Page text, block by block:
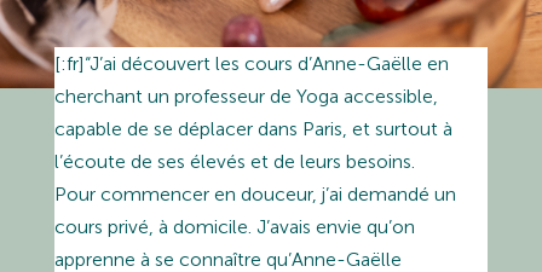
[:fr]“J’ai découvert les cours d’Anne-Gaëlle en
cherchant un professeur de Yoga accessible,
capable de se déplacer dans Paris, et surtout à
l’écoute de ses élevés et de leurs besoins.
Pour commencer en douceur, j’ai demandé un
cours privé, à domicile. J’avais envie qu’on
apprenne à se connaître qu’Anne-Gaëlle